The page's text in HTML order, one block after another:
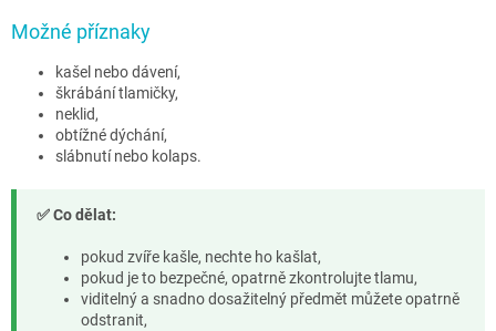
Možné příznaky
kašel nebo dávení,
škrábání tlamičky,
neklid,
obtížné dýchání,
slábnutí nebo kolaps.
✅ Co dělat:
pokud zvíře kašle, nechte ho kašlat,
pokud je to bezpečné, opatrně zkontrolujte tlamu,
viditelný a snadno dosažitelný předmět můžete opatrně
odstranit,